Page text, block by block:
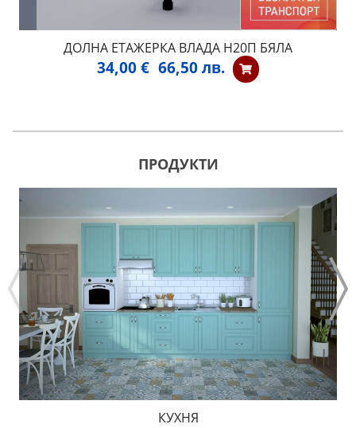
ДОЛНА ЕТАЖЕРКА ВЛАДА Н20П БЯЛА
34,00 € 66,50 лв.
ПРОДУКТИ
КУХНЯ